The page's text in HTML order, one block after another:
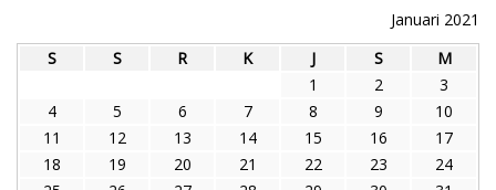
Januari 2021
S
S R K J S
M
1
2
3
4
5 6 7 8 9
10
11
12 13 14 15 16
17
18
19 20 21 22 23
24